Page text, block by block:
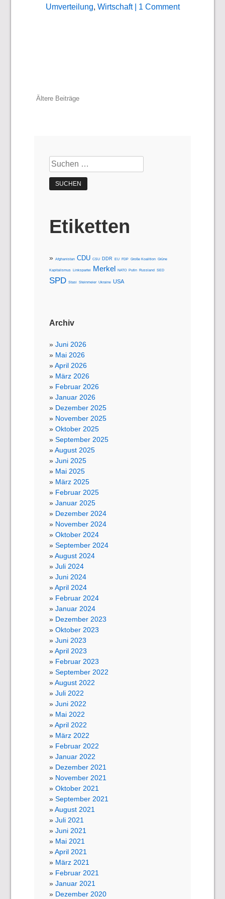
Umverteilung, Wirtschaft| 1 Comment
Beitragsnavigation
Ältere Beiträge
Suchen
nach:
Etiketten
Afghanistan CDU CSU DDR EU FDP Große Koalition Grüne
Kapitalismus Linkspartei Merkel NATO Putin Russland SED
SPD Stasi Steinmeier Ukraine USA
Archiv
Juni 2026
Mai 2026
April 2026
März 2026
Februar 2026
Januar 2026
Dezember 2025
November 2025
Oktober 2025
September 2025
August 2025
Juni 2025
Mai 2025
März 2025
Februar 2025
Januar 2025
Dezember 2024
November 2024
Oktober 2024
September 2024
August 2024
Juli 2024
Juni 2024
April 2024
Februar 2024
Januar 2024
Dezember 2023
Oktober 2023
Juni 2023
April 2023
Februar 2023
September 2022
August 2022
Juli 2022
Juni 2022
Mai 2022
April 2022
März 2022
Februar 2022
Januar 2022
Dezember 2021
November 2021
Oktober 2021
September 2021
August 2021
Juli 2021
Juni 2021
Mai 2021
April 2021
März 2021
Februar 2021
Januar 2021
Dezember 2020